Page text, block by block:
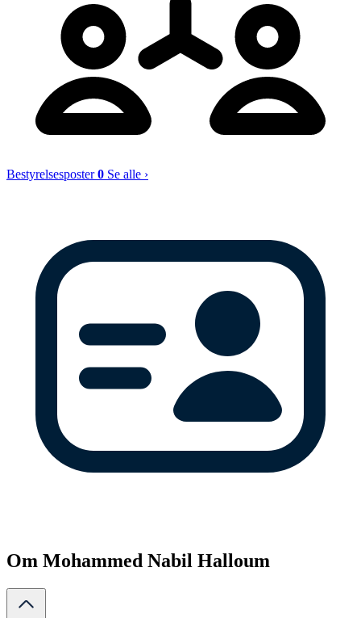
Bestyrelsesposter0 Se alle ›
Om Mohammed Nabil Halloum